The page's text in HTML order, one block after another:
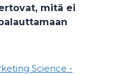
mitä ei
Science -